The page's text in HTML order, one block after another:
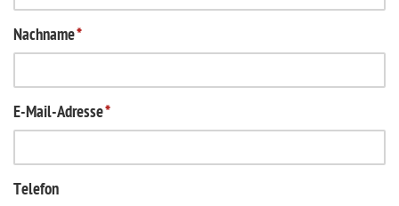
Nachname*
E-Mail-Adresse*
Telefon